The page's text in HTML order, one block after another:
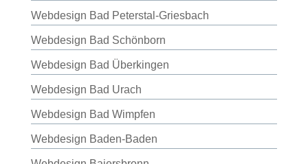
Webdesign Bad Peterstal-Griesbach
Webdesign Bad Schönborn
Webdesign Bad Überkingen
Webdesign Bad Urach
Webdesign Bad Wimpfen
Webdesign Baden-Baden